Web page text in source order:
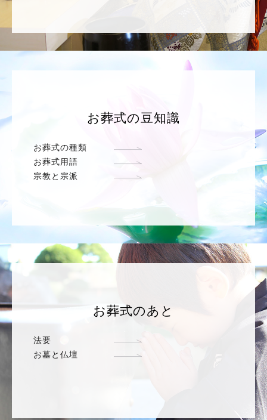
お葬式の豆知識
お葬式の種類
お葬式用語
宗教と宗派
お葬式のあと
法要
お墓と仏壇